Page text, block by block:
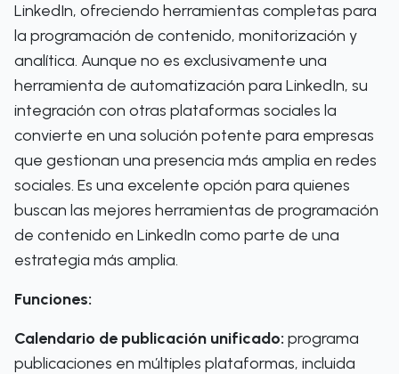
LinkedIn, ofreciendo herramientas completas para
la programación de contenido, monitorización y
analítica. Aunque no es exclusivamente una
herramienta de automatización para LinkedIn, su
integración con otras plataformas sociales la
convierte en una solución potente para empresas
que gestionan una presencia más amplia en redes
sociales. Es una excelente opción para quienes
buscan las mejores herramientas de programación
de contenido en LinkedIn como parte de una
estrategia más amplia.
Funciones:
Calendario de publicación unificado: programa
publicaciones en múltiples plataformas, incluida